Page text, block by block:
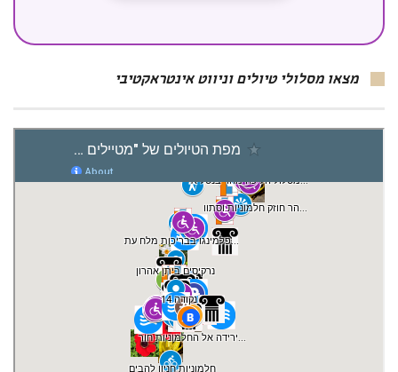
מצאו מסלולי טיולים וניווט אינטראקטיבי